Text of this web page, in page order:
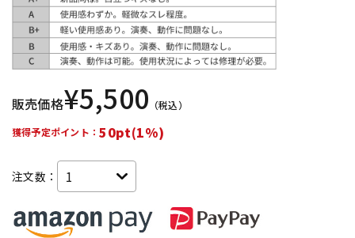
販売価格¥5,500 （税込）
獲得予定ポイント： 50pt(1%)
注文数：